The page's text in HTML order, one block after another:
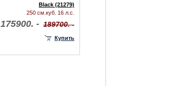
Black (21279)
250 см.куб. 16 л.с.
175900. - 189700. -
Купить